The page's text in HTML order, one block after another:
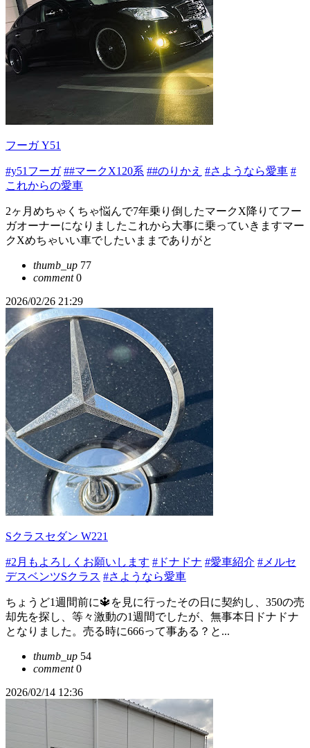
フーガ Y51
#y51フーガ ##マークX120系 ##のりかえ #さようなら愛車 #
これからの愛車
2ヶ月めちゃくちゃ悩んで7年乗り倒したマークX降りてフー
ガオーナーになりましたこれから大事に乗っていきますマー
クXめちゃいい車でしたいままでありがと
thumb_up 77
comment0
2026/02/26 21:29
Sクラスセダン W221
#2月もよろしくお願いします #ドナドナ #愛車紹介 #メルセ
デスベンツSクラス #さようなら愛車
ちょうど1週間前に🔱を見に行ったその日に契約し、350の売
却先を探し、等々激動の1週間でしたが、無事本日ドナドナ
となりました。売る時に666って事ある？と...
thumb_up 54
comment0
2026/02/14 12:36